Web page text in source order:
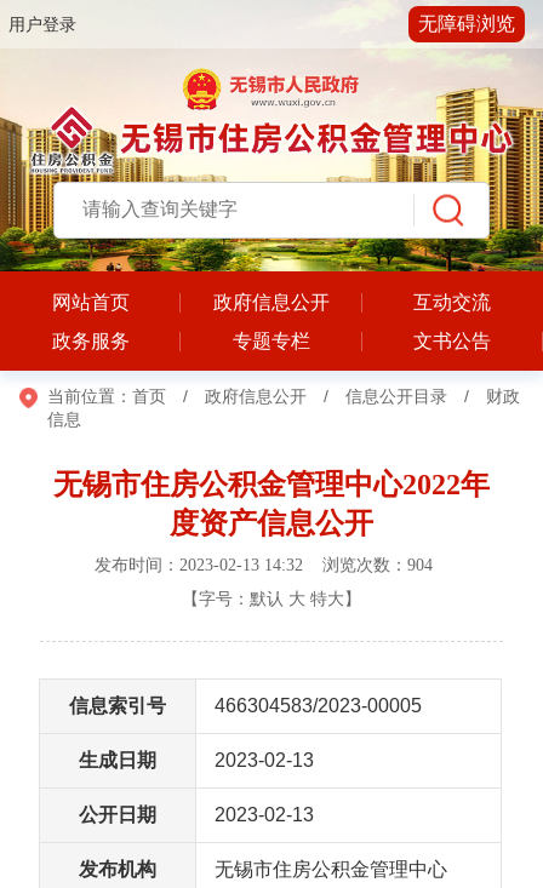
用户登录 无障碍浏览
网站首页 政府信息公开
互动交流
政务服务
专题专栏 文书公告
当前位置： 首页 / 政府信息公开 / 信息公开目录 /
财政
信息
无锡市住房公积金管理中心2022年
度资产信息公开
发布时间：2023-02-13 14:32 浏览次数： 904
【字号： 默认 大 特大 】
信息索引号 466304583/2023-00005
生成日期 2023-02-13
公开日期 2023-02-13
发布机构 无锡市住房公积金管理中心